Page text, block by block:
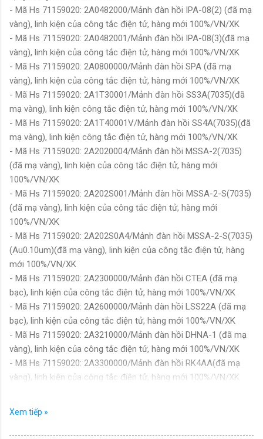
- Mã Hs 71159020: 2A0482000/Mảnh đàn hồi IPA-08(2) (đã mạ
vàng), linh kiện của công tắc điện tử, hàng mới 100%/VN/XK
- Mã Hs 71159020: 2A0482001/Mảnh đàn hồi IPA-08(3)(đã mạ
vàng), linh kiện của công tắc điện tử, hàng mới 100%/VN/XK
- Mã Hs 71159020: 2A0800000/Mảnh đàn hồi SPA (đã mạ
vàng), linh kiện của công tắc điện tử, hàng mới 100%/VN/XK
- Mã Hs 71159020: 2A1T30001/Mảnh đàn hồi SS3A(7035)(đã
mạ vàng), linh kiện công tắc điện tử, hàng mới 100%/VN/XK
- Mã Hs 71159020: 2A1T40001V/Mảnh đàn hồi SS4A(7035)(đã
mạ vàng), linh kiện công tắc điện tử, hàng mới 100%/VN/XK
- Mã Hs 71159020: 2A2020004/Mảnh đàn hồi MSSA-2(7035)
(đã mạ vàng), linh kiện của công tắc điện tử, hàng mới
100%/VN/XK
- Mã Hs 71159020: 2A202S001/Mảnh đàn hồi MSSA-2-S(7035)
(đã mạ vàng), linh kiện của công tắc điện tử, hàng mới
100%/VN/XK
- Mã Hs 71159020: 2A202S0A4/Mảnh đàn hồi MSSA-2-S(7035)
(Au0.10um)(đã mạ vàng), linh kiện của công tắc điện tử, hàng
mới 100%/VN/XK
- Mã Hs 71159020: 2A2300000/Mảnh đàn hồi CTEA (đã mạ
bạc), linh kiện của công tắc điện tử, hàng mới 100%/VN/XK
- Mã Hs 71159020: 2A2600000/Mảnh đàn hồi LSS22A (đã mạ
bạc), linh kiện của công tắc điện tử, hàng mới 100%/VN/XK
- Mã Hs 71159020: 2A3210000/Mảnh đàn hồi DHNA-1 (đã mạ
vàng), linh kiện của công tắc điện tử, hàng mới 100%/VN/XK
- Mã Hs 71159020: 2A3300000/Mảnh đàn hồi RK4AA(đã mạ
vàng), linh kiện của công tắc điện tử, hàng mới 100%/VN/XK
- Mã Hs 71159020: 2B0520000/Giắc nối NIPB-02N (đã mạ
vàng), linh kiện của công tắc điện tử, hàng mới 100%/VN/XK
Xem tiếp »